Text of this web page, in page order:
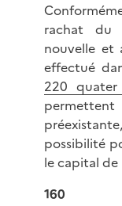
rachat du
nouvelle et
effectué
220
possibilité
le capital de
160